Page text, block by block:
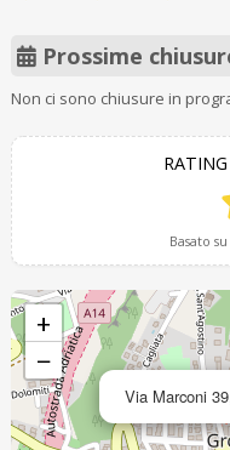
Prossime
Non ci sono chiusure in
Basato
Via Marconi
+
−